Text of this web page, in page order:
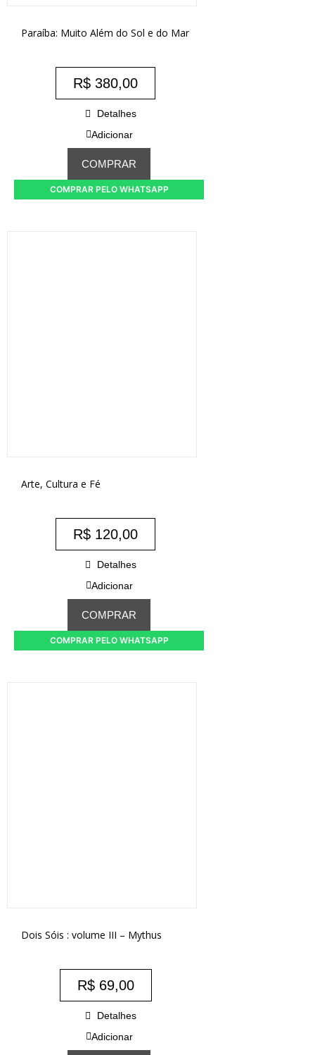
Paraíba: Muito Além do Sol e do Mar
R$ 380,00
Detalhes
Adicionar
COMPRAR
COMPRAR PELO WHATSAPP
Arte, Cultura e Fé
R$ 120,00
Detalhes
Adicionar
COMPRAR
COMPRAR PELO WHATSAPP
Dois Sóis : volume III – Mythus
R$69,00
Detalhes
Adicionar